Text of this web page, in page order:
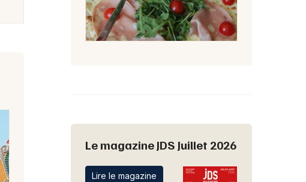
Le magazine JDS Juillet 2026
Lire le magazine